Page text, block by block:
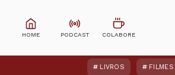
LIVROS FILMES